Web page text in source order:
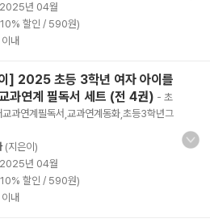
2025년 04월
할인 / 590원)
이내
] 2025 초등 3학년 여자 아이를
과연계 필독서 세트 (전 4권) - 초
과연계필독서,교과연계동화,초등3학년그
(지은이)
2025년 04월
할인 / 590원)
이내